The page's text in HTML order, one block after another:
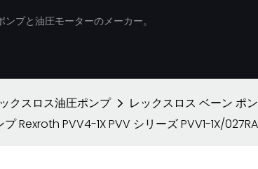
プと油圧モーターのメーカー。
クスロス油圧ポンプ
レックスロス ベーン ポ
Rexroth PVV4-1X PVV シリーズ PVV1-1X/